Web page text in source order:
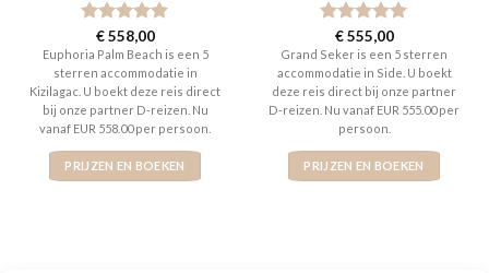
Gewaardeerd
5uit 5
€558,00
Euphoria Palm Beach is een 5
sterren accommodatie in
Kizilagac. U boekt deze reis direct
bij onze partner D-reizen. Nu
vanaf EUR 558.00 per persoon.
PRIJZEN EN BOEKEN
Gewaardeerd
5uit 5
€555,00
Grand Seker is een 5 sterren
accommodatie in Side. U boekt
deze reis direct bij onze partner
D-reizen. Nu vanaf EUR 555.00 per
persoon.
PRIJZEN EN BOEKEN